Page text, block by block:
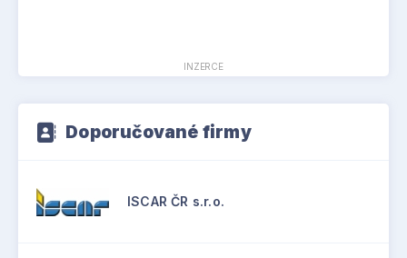
INZERCE
Doporučované firmy
ISCAR ČR s.r.o.